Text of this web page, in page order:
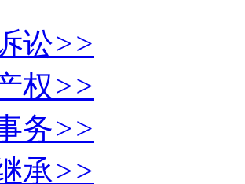
讼>>
权>>
务>>
承>>